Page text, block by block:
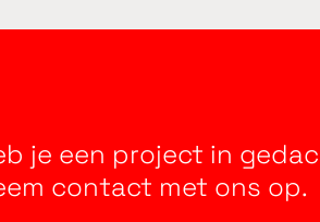
je een project in
contact met ons op.